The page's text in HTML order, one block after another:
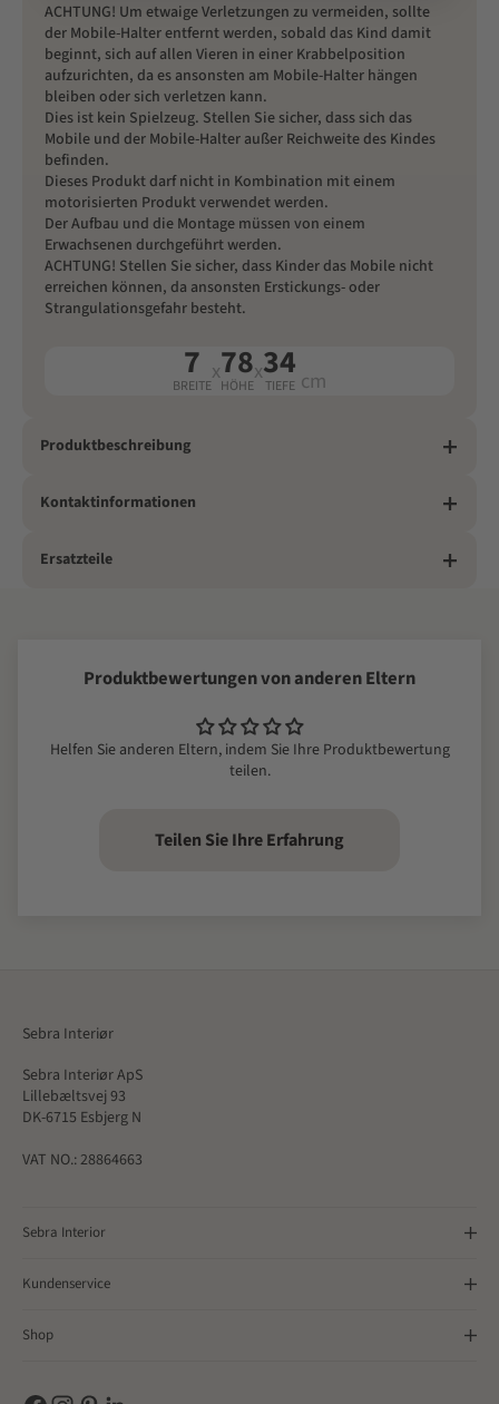
ACHTUNG! Um etwaige Verletzungen zu vermeiden, sollte
der Mobile-Halter entfernt werden, sobald das Kind damit
beginnt, sich auf allen Vieren in einer Krabbelposition
aufzurichten, da es ansonsten am Mobile-Halter hängen
bleiben oder sich verletzen kann.
Dies ist kein Spielzeug. Stellen Sie sicher, dass sich das
Mobile und der Mobile-Halter außer Reichweite des Kindes
befinden.
Dieses Produkt darf nicht in Kombination mit einem
motorisierten Produkt verwendet werden.
Der Aufbau und die Montage müssen von einem
Erwachsenen durchgeführt werden.
ACHTUNG! Stellen Sie sicher, dass Kinder das Mobile nicht
erreichen können, da ansonsten Erstickungs- oder
Strangulationsgefahr besteht.
7
BREITE
x78
HÖHE
x34
TIEFE cm
Produktbeschreibung
Kontaktinformationen
Ersatzteile
Produktbewertungen von anderen Eltern
Helfen Sie anderen Eltern, indem Sie Ihre Produktbewertung
teilen.
Teilen Sie Ihre Erfahrung
Sebra Interiør
Sebra Interiør ApS
Lillebæltsvej 93
DK-6715 Esbjerg N
VAT NO.: 28864663
Sebra Interior
Kundenservice
Shop